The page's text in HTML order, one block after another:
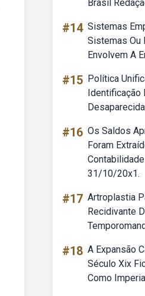
Brasil
#14 Sistemas
Sistemas Ou
Envolvem A
#15 Política
Identificação
#16 Os Saldos
Foram
31/10/20x1.
#17 Artroplastia
Recidivante
#18 A Expansão
Século Xix
Como